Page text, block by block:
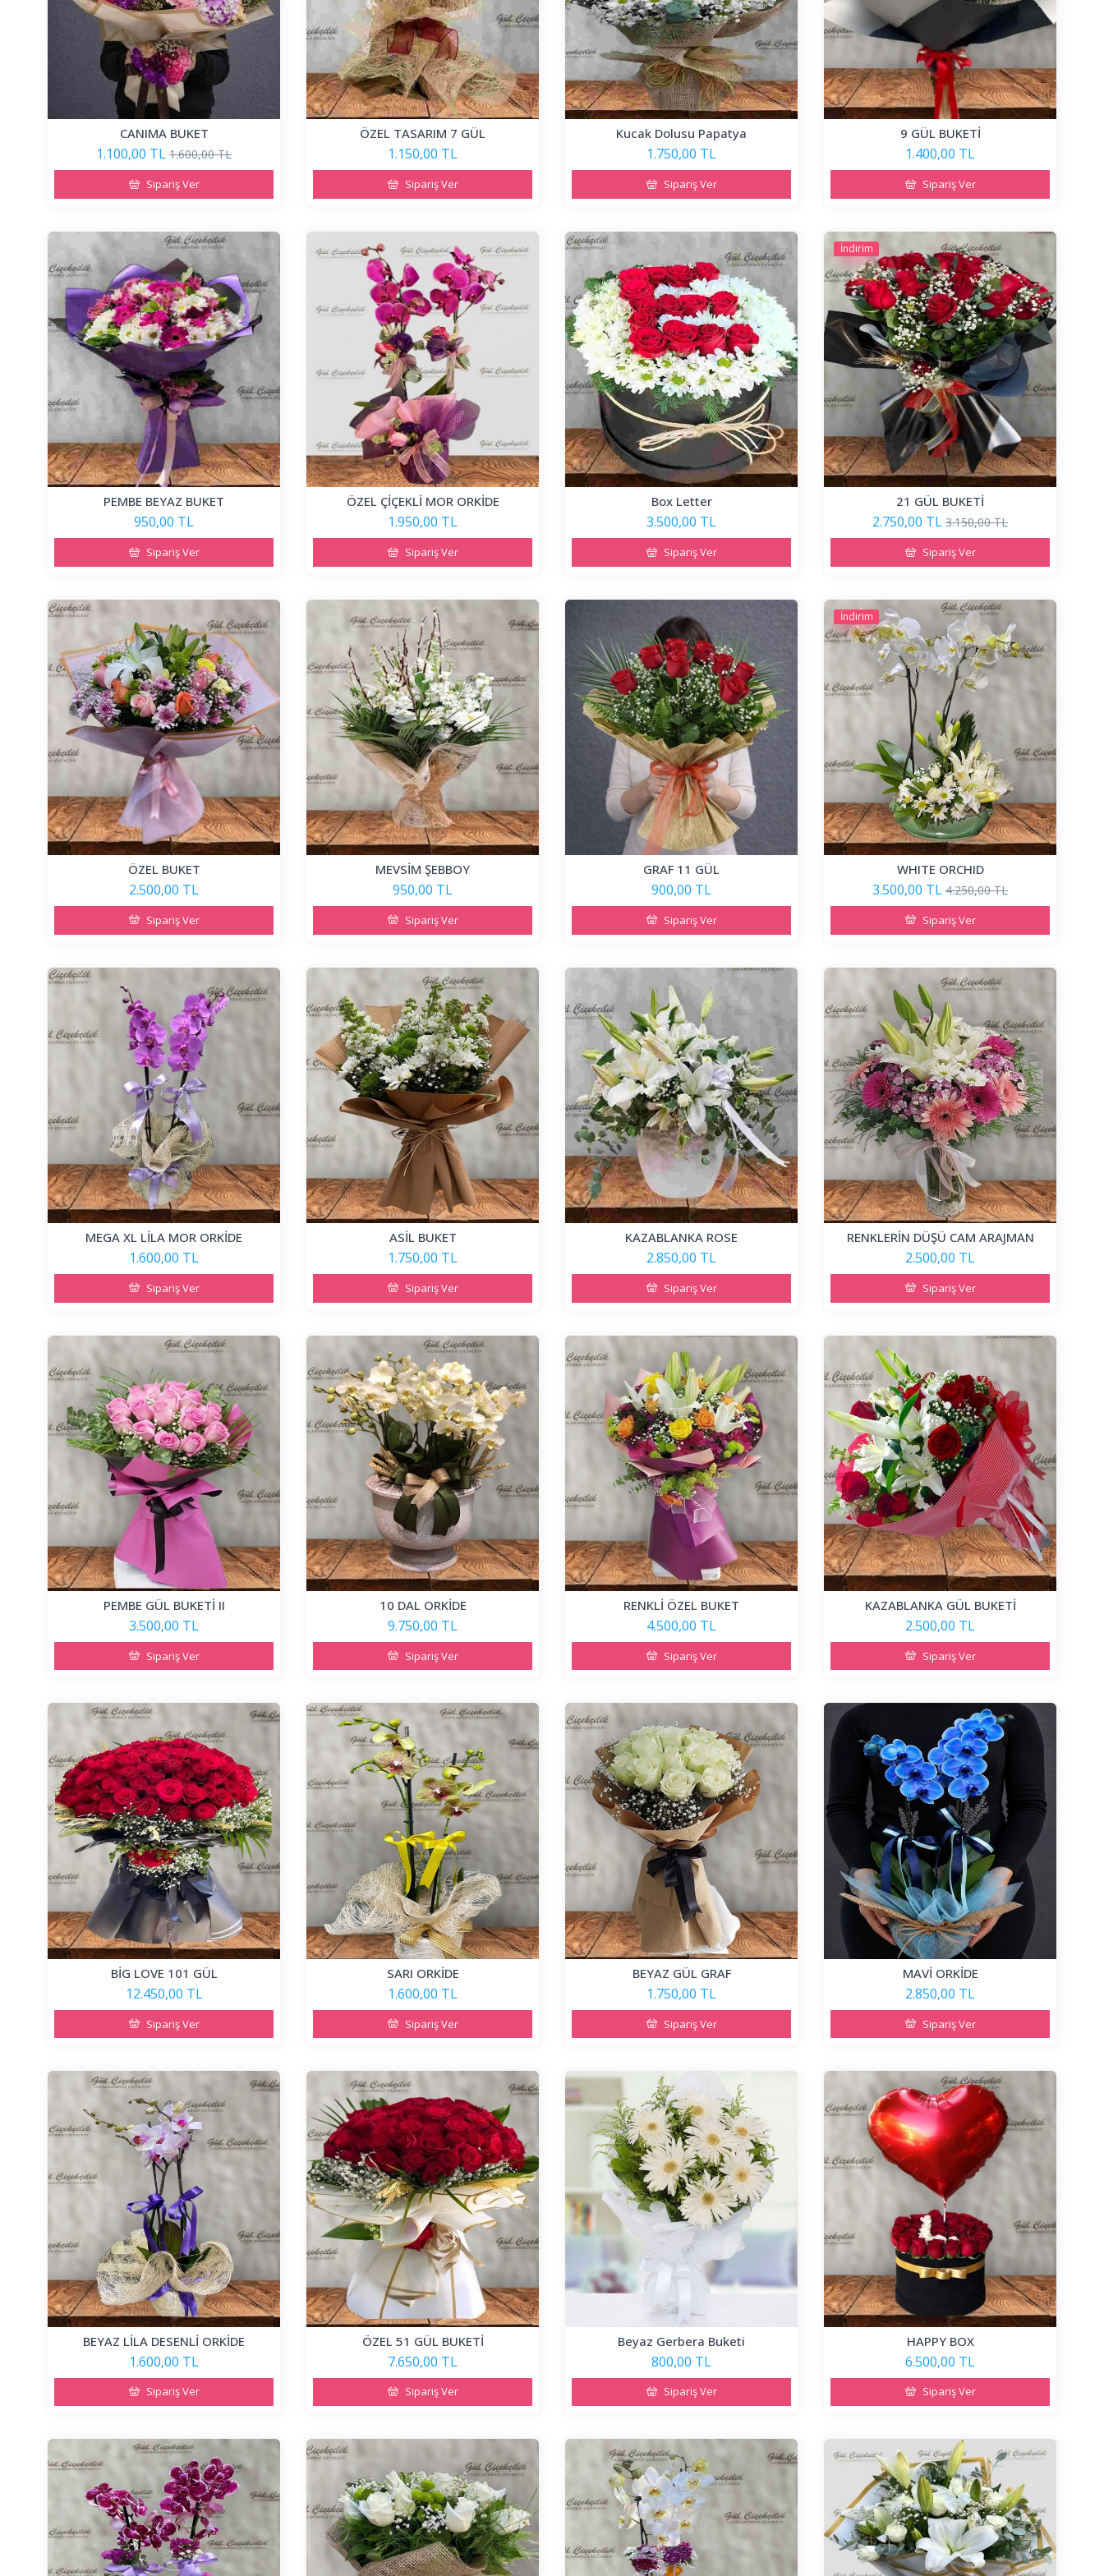
CANIMA BUKET
1.100,00 TL 1.600,00 TL
Sipariş Ver
ÖZEL TASARIM 7 GÜL
1.150,00 TL
Sipariş Ver
Kucak Dolusu Papatya
1.750,00 TL
Sipariş Ver
9 GÜL BUKETİ
1.400,00 TL
Sipariş Ver
PEMBE BEYAZ BUKET
950,00 TL
Sipariş Ver
ÖZEL ÇİÇEKLİ MOR ORKİDE
1.950,00 TL
Sipariş Ver
Box Letter
3.500,00 TL
Sipariş Ver
İndirim
21 GÜL BUKETİ
2.750,00 TL 3.150,00 TL
Sipariş Ver
ÖZEL BUKET
2.500,00 TL
Sipariş Ver
MEVSİM ŞEBBOY
950,00 TL
Sipariş Ver
GRAF 11 GÜL
900,00 TL
Sipariş Ver
İndirim
WHITE ORCHID
3.500,00 TL 4.250,00 TL
Sipariş Ver
MEGA XL LİLA MOR ORKİDE
1.600,00 TL
Sipariş Ver
ASİL BUKET
1.750,00 TL
Sipariş Ver
KAZABLANKA ROSE
2.850,00 TL
Sipariş Ver
RENKLERİN DÜŞÜ CAM ARAJMAN
2.500,00 TL
Sipariş Ver
PEMBE GÜL BUKETİ II
3.500,00 TL
Sipariş Ver
10 DAL ORKİDE
9.750,00 TL
Sipariş Ver
RENKLİ ÖZEL BUKET
4.500,00 TL
Sipariş Ver
KAZABLANKA GÜL BUKETİ
2.500,00 TL
Sipariş Ver
BİG LOVE 101 GÜL
12.450,00 TL
Sipariş Ver
SARI ORKİDE
1.600,00 TL
Sipariş Ver
BEYAZ GÜL GRAF
1.750,00 TL
Sipariş Ver
MAVİ ORKİDE
2.850,00 TL
Sipariş Ver
BEYAZ LİLA DESENLİ ORKİDE
1.600,00 TL
Sipariş Ver
ÖZEL 51 GÜL BUKETİ
7.650,00 TL
Sipariş Ver
Beyaz Gerbera Buketi
800,00 TL
Sipariş Ver
HAPPY BOX
6.500,00 TL
Sipariş Ver